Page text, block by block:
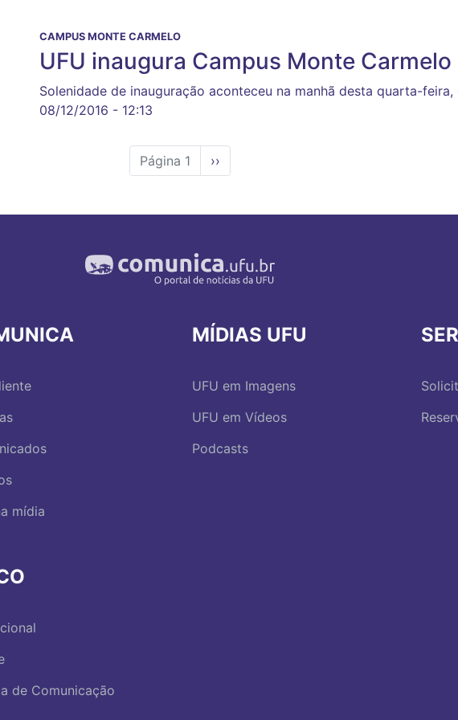
CAMPUS MONTE CARMELO
UFU inaugura Campus Monte Carmelo
Solenidade de inauguração aconteceu na manhã desta quarta-feira,
08/12/2016 - 12:13
Página 1
Próxima
página
››
mídia
de Comunicação
MÍDIAS UFU
UFU em Imagens
UFU em Vídeos
Podcasts